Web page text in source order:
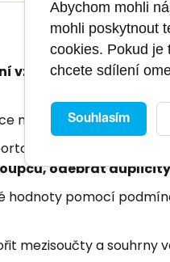
do buněk
vzorcea chápat, kdy
napříč tabulkou i mezi
data (např. z
odebrat
hodnoty pomocí
mezisoučty a souhrny
Abychom mohli
mohli poskytnout
cookies. Pokud je
chcete sdílení
Souhlasím